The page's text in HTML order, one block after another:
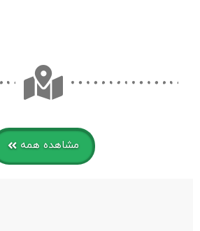
مشاهده همه